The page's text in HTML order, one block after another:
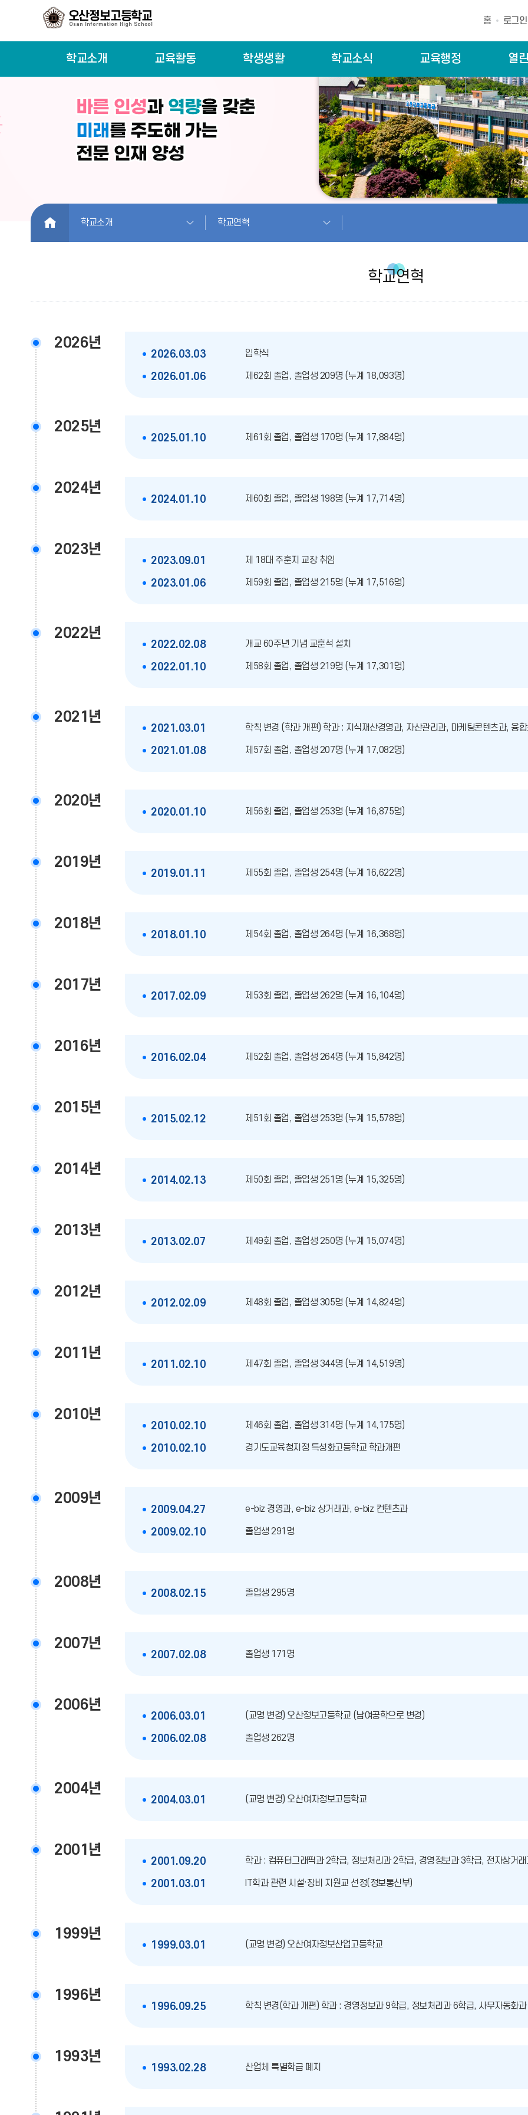
홈 로그인
학교소개 교육활동 학생생활 학교소식 교육행정 열
HOME 학교소개 학교연혁
학교연혁
2026년
2026.03.03 입학식
2026.01.06 제62회 졸업, 졸업생 209명 (누계 18,093명)
2025년
2025.01.10 제61회 졸업, 졸업생 170명 (누계 17,884명)
2024년
2024.01.10 제60회 졸업, 졸업생 198명 (누계 17,714명)
2023년
2023.09.01 제 18대 주훈지 교장 취임
2023.01.06 제59회 졸업, 졸업생 215명 (누계 17,516명)
2022년
2022.02.08 개교 60주년 기념 교훈석 설치
2022.01.10 제58회 졸업, 졸업생 219명 (누계 17,301명)
2021년
2021.03.01 학칙 변경 (학과 개편) 학과 : 지식재산경영과, 자산관리과, 마케팅콘텐츠과, 융
2021.01.08 제57회 졸업, 졸업생 207명 (누계 17,082명)
2020년
2020.01.10 제56회 졸업, 졸업생 253명 (누계 16,875명)
2019년
2019.01.11 제55회 졸업, 졸업생 254명 (누계 16,622명)
2018년
2018.01.10 제54회 졸업, 졸업생 264명 (누계 16,368명)
2017년
2017.02.09 제53회 졸업, 졸업생 262명 (누계 16,104명)
2016년
2016.02.04 제52회 졸업, 졸업생 264명 (누계 15,842명)
2015년
2015.02.12 제51회 졸업, 졸업생 253명 (누계 15,578명)
2014년
2014.02.13 제50회 졸업, 졸업생 251명 (누계 15,325명)
2013년
2013.02.07 제49회 졸업, 졸업생 250명 (누계 15,074명)
2012년
2012.02.09 제48회 졸업, 졸업생 305명 (누계 14,824명)
2011년
2011.02.10 제47회 졸업, 졸업생 344명 (누계 14,519명)
2010년
2010.02.10 제46회 졸업, 졸업생 314명 (누계 14,175명)
2010.02.10 경기도교육청지정 특성화고등학교 학과개편
2009년
2009.04.27 e-biz 경영과, e-biz 상거래과, e-biz 컨텐츠과
2009.02.10 졸업생 291명
2008년
2008.02.15 졸업생 295명
2007년
2007.02.08 졸업생 171명
2006년
2006.03.01 (교명 변경) 오산정보고등학교 (남여공학으로 변경)
2006.02.08 졸업생 262명
2004년
2004.03.01 (교명 변경) 오산여자정보고등학교
2001년
2001.09.20 학과 : 컴퓨터그래픽과 2학급, 정보처리과 2학급, 경영정보과 3학급, 전자상거
2001.03.01 IT학과 관련 시설·장비 지원교 선정(정보통신부)
1999년
1999.03.01 (교명 변경) 오산여자정보산업고등학교
1996년
1996.09.25 학칙 변경(학과 개편) 학과 : 경영정보과 9학급, 정보처리과 6학급, 사무자동화
1993년
1993.02.28 산업체 특별학급 폐지